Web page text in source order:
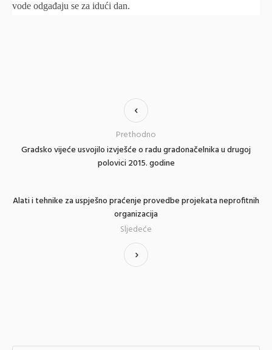
vode odgađaju se za idući dan.
Gradsko vijeće usvojilo izvješće o radu gradonačelnika u drugoj
polovici 2015. godine
Prethodno
Alati i tehnike za uspješno praćenje provedbe projekata neprofitnih
organizacija
Sljedeće